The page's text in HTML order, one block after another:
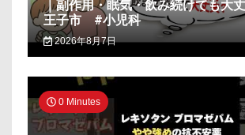
｜副作用・眠気・飲み続けても
王子市 #小児科
2026年8月7日
0 Minutes